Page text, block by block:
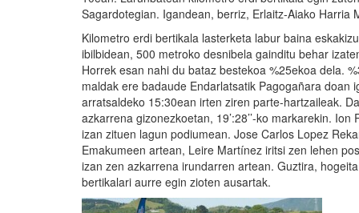
Sagardotegian. Igandean, berriz, Erlaitz-Aiako Harria
Kilometro erdi bertikala lasterketa labur baina
ibilbidean, 500 metroko desnibela gainditu behar
Horrek esan nahi du bataz bestekoa %25ekoa dela.
maldak ere badaude Endarlatsatik Pagogañara doan
arratsaldeko 15:30ean irten ziren parte-hartzaileak.
azkarrena gizonezkoetan, 19’:28’’-ko markarekin.
izan zituen lagun podiumean. Jose Carlos Lopez
Emakumeen artean, Leire Martínez iritsi zen lehen
izan zen azkarrena irundarren artean. Guztira,
bertikalari aurre egin zioten ausartak.